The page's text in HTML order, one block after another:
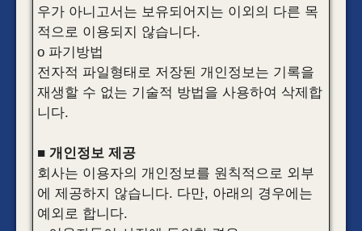
우가 아니고서는 보유되어지는 이외의 다른 목
적으로 이용되지 않습니다.
o 파기방법
전자적 파일형태로 저장된 개인정보는 기록을
재생할 수 없는 기술적 방법을 사용하여 삭제합
니다.
■ 개인정보 제공
회사는 이용자의 개인정보를 원칙적으로 외부
에 제공하지 않습니다. 다만, 아래의 경우에는
예외로 합니다.